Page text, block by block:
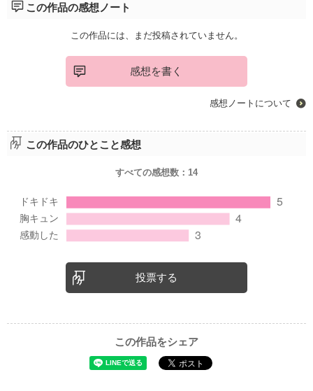
この作品の感想ノート
この作品には、まだ投稿されていません。
感想を書く
感想ノートについて
この作品のひとこと感想
すべての感想数： 14
投票する
この作品をシェア